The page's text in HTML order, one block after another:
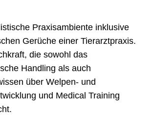
Praxisambiente inklusive
Gerüche einer Tierarztpraxis.
die sowohl das
Handling als auch
über Welpen- und
und Medical Training